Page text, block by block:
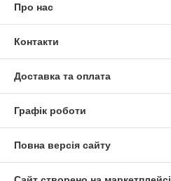
Про нас
Контакти
Доставка та оплата
Графік роботи
Повна версія сайту